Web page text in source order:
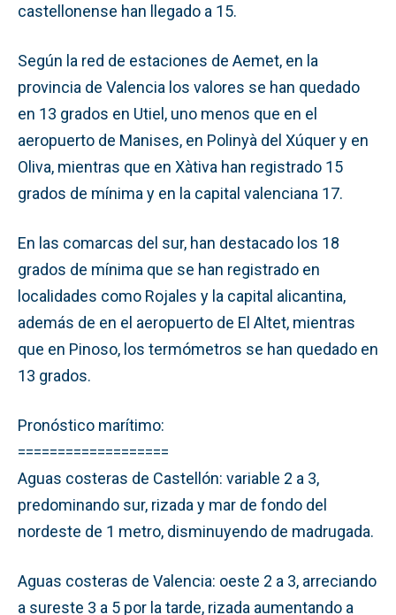
castellonense han llegado a 15.
Según la red de estaciones de Aemet, en la
provincia de Valencia los valores se han quedado
en 13 grados en Utiel, uno menos que en el
aeropuerto de Manises, en Polinyà del Xúquer y en
Oliva, mientras que en Xàtiva han registrado 15
grados de mínima y en la capital valenciana 17.
En las comarcas del sur, han destacado los 18
grados de mínima que se han registrado en
localidades como Rojales y la capital alicantina,
además de en el aeropuerto de El Altet, mientras
que en Pinoso, los termómetros se han quedado en
13 grados.
Pronóstico marítimo:
===================
Aguas costeras de Castellón: variable 2 a 3,
predominando sur, rizada y mar de fondo del
nordeste de 1 metro, disminuyendo de madrugada.
Aguas costeras de Valencia: oeste 2 a 3, arreciando
a sureste 3 a 5 por la tarde, rizada aumentando a